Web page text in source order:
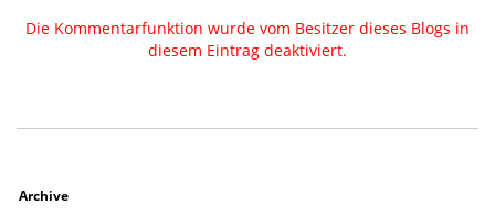
Die Kommentarfunktion wurde vom Besitzer dieses Blogs in
diesem Eintrag deaktiviert.
Archive